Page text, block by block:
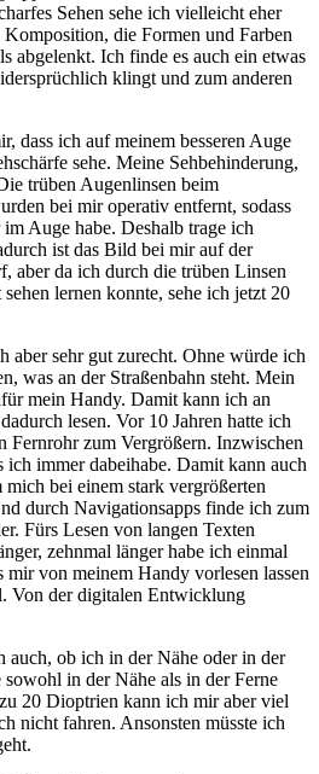
Sehen sehe ich vielleicht eher
die Formen und Farben
abgelenkt. Ich finde es auch ein etwas
klingt und zum anderen
dass ich auf meinem besseren Auge
sehe. Meine Sehbehinderung,
trüben Augenlinsen beim
bei mir operativ entfernt, sodass
Auge habe. Deshalb trage ich
ist das Bild bei mir auf der
aber da ich durch die trüben Linsen
lernen konnte, sehe ich jetzt 20
sehr gut zurecht. Ohne würde ich
was an der Straßenbahn steht. Mein
mein Handy. Damit kann ich an
lesen. Vor 10 Jahren hatte ich
Fernrohr zum Vergrößern. Inzwischen
immer dabeihabe. Damit kann auch
bei einem stark vergrößerten
durch Navigationsapps finde ich zum
Fürs Lesen von langen Texten
zehnmal länger habe ich einmal
mir von meinem Handy vorlesen lassen
Von der digitalen Entwicklung
auch, ob ich in der Nähe oder in der
sowohl in der Nähe als in der Ferne
20 Dioptrien kann ich mir aber viel
nicht fahren. Ansonsten müsste ich